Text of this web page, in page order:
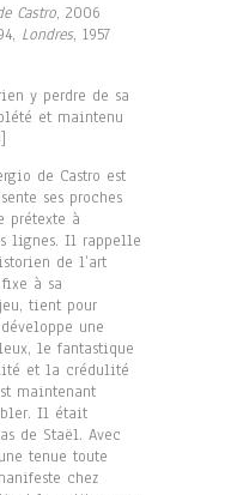
Castro, 2006
Londres, 1957
y perdre de sa
et maintenu
de Castro est
ses proches
prétexte à
lignes. Il rappelle
de l’art
à sa
tient pour
une
le fantastique
et la crédulité
maintenant
Il était
de Staël. Avec
tenue toute
chez